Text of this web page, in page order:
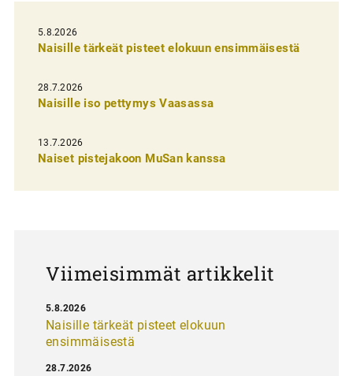
i
e
n
s
e
l
5.8.2026
Naisille tärkeät pisteet elokuun ensimmäisestä
28.7.2026
Naisille iso pettymys Vaasassa
13.7.2026
Naiset pistejakoon MuSan kanssa
Viimeisimmät artikkelit
Naisille tärkeät pisteet elokuun
ensimmäisestä
5.8.2026
28.7.2026